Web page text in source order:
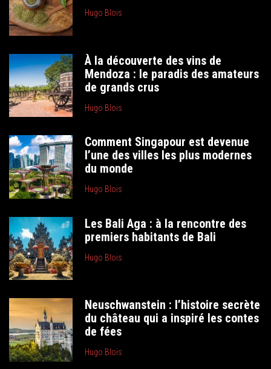
Hugo Blois
À la découverte des vins de
Mendoza : le paradis des amateurs
de grands crus
Hugo Blois
Comment Singapour est devenue
l’une des villes les plus modernes
du monde
Hugo Blois
Les Bali Aga : à la rencontre des
premiers habitants de Bali
Hugo Blois
Neuschwanstein : l’histoire secrète
du château qui a inspiré les contes
de fées
Hugo Blois